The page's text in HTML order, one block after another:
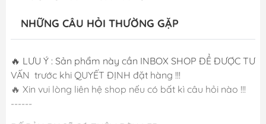
NHỮNG CÂU HỎI THƯỜNG GẶP
🔥 LƯU Ý : Sản phẩm này cần INBOX SHOP ĐỂ ĐƯỢC TƯ
VẤN trước khi QUYẾT ĐỊNH đặt hàng !!!
🔥 Xin vui lòng liên hệ shop nếu có bất kì câu hỏi nào !!!
------